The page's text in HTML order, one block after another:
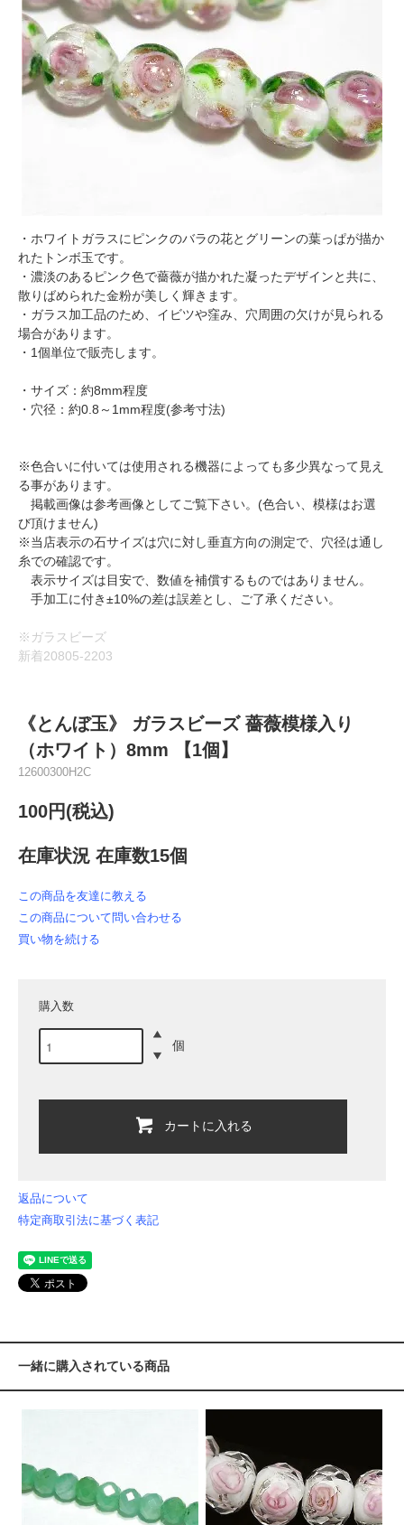
・ホワイトガラスにピンクのバラの花とグリーンの葉っぱが描か
れたトンボ玉です。
・濃淡のあるピンク色で薔薇が描かれた凝ったデザインと共に、
散りばめられた金粉が美しく輝きます。
・ガラス加工品のため、イビツや窪み、穴周囲の欠けが見られる
場合があります。
・1個単位で販売します。
・サイズ：約8mm程度
・穴径：約0.8～1mm程度(参考寸法)
※色合いに付いては使用される機器によっても多少異なって見え
る事があります。
掲載画像は参考画像としてご覧下さい。(色合い、模様はお選
び頂けません)
※当店表示の石サイズは穴に対し垂直方向の測定で、穴径は通し
糸での確認です。
表示サイズは目安で、数値を補償するものではありません。
手加工に付き±10%の差は誤差とし、ご了承ください。
※ガラスビーズ
新着20805-2203
《とんぼ玉》 ガラスビーズ 薔薇模様入り
（ホワイト）8mm 【1個】
12600300H2C
100円(税込)
在庫状況 在庫数15個
この商品を友達に教える
この商品について問い合わせる
買い物を続ける
購入数
個
カートに入れる
返品について
特定商取引法に基づく表記
一緒に購入されている商品